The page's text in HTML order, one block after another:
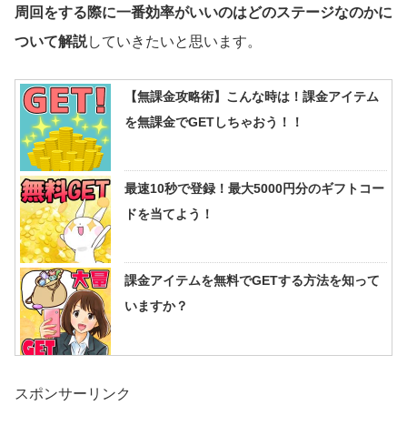
周回をする際に一番効率がいいのはどのステージなのかに
ついて解説していきたいと思います。
【無課金攻略術】こんな時は！課金アイテム
を無課金でGETしちゃおう！！
最速10秒で登録！最大5000円分のギフトコー
ドを当てよう！
課金アイテムを無料でGETする方法を知って
いますか？
スポンサーリンク